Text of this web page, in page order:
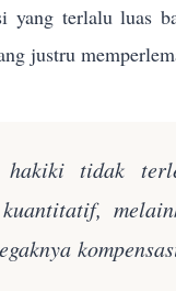
yang terlalu luas
justru
tidak